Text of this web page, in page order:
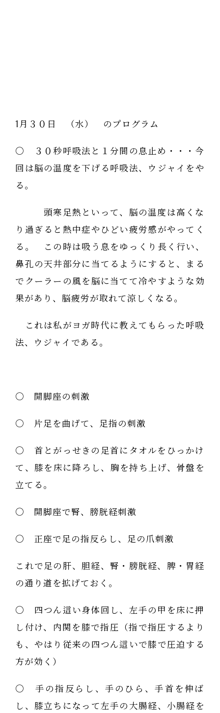
1月３０日 （水） のプログラム
〇 ３０秒呼吸法と１分間の息止め・・・今
回は脳の温度を下げる呼吸法、ウジャイをや
る。
頭寒足熱といって、脳の温度は高くな
り過ぎると熱中症やひどい疲労感がやってく
る。 この時は吸う息をゆっくり長く行い、
鼻孔の天井部分に当てるようにすると、まる
でクーラーの風を脳に当てて冷やすような効
果があり、脳疲労が取れて涼しくなる。
これは私がヨガ時代に教えてもらった呼吸
法、ウジャイである。
〇 開脚座の刺激
〇 片足を曲げて、足指の刺激
〇 首とがっせきの足首にタオルをひっかけ
て、膝を床に降ろし、胸を持ち上げ、骨盤を
立てる。
〇 開脚座で腎、膀胱経刺激
〇 正座で足の指反らし、足の爪刺激
これで足の肝、胆経、腎・膀胱経、脾・胃経
の通り道を拡げておく。
〇 四つん這い身体回し、左手の甲を床に押
し付け、内関を膝で指圧（指で指圧するより
も、やはり従来の四つん這いで膝で圧迫する
方が効く）
〇 手の指反らし、手のひら、手首を伸ば
し、膝立ちになって左手の大腸経、小腸経を